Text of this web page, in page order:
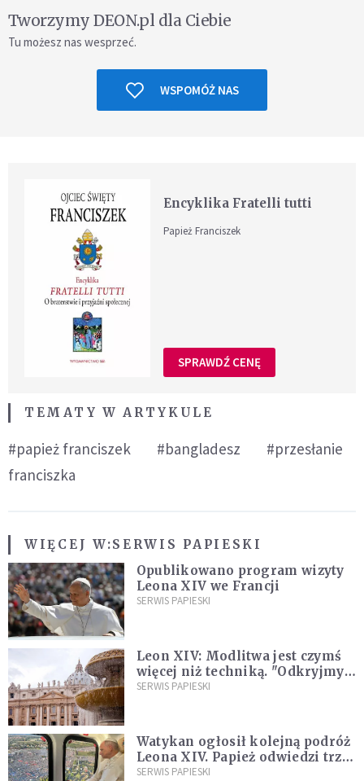
Tworzymy DEON.pl dla Ciebie
Tu możesz nas wesprzeć.
WSPOMÓŻ NAS
Encyklika Fratelli tutti
Papież Franciszek
SPRAWDŹ CENĘ
TEMATY W ARTYKULE
#papież franciszek #bangladesz
#przesłanie
franciszka
WIĘCEJ W:SERWIS PAPIESKI
Opublikowano program wizyty
Leona XIV we Francji
SERWIS PAPIESKI
Leon XIV: Modlitwa jest czymś
więcej niż techniką. "Odkryjmy
ją na nowo"
SERWIS PAPIESKI
Watykan ogłosił kolejną podróż
Leona XIV. Papież odwiedzi trzy
kraje Ameryki Południowej
SERWIS PAPIESKI